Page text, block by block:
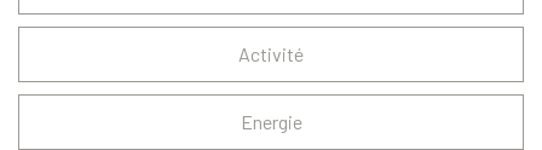
Activité
Energie